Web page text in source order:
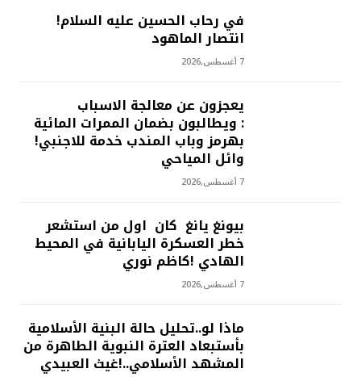
في رحاب الحسين عليه السلام!
انتصار الماهود
7 أغسطس,2026
يعجزون عن معالجة الاسباب
: ويطالبون بضمان الممرات المائية
بهرمز وباب المندب خدمة للاجنبي!
وائل المياحي
7 أغسطس,2026
بيونغ يانغ كان اول من استشعر
خطر العسكرة اليابانية في المحيط
الهادي !كاظم نوري
7 أغسطس,2026
ماذا لو..تحليل حالة البنية الأسلامية
بأستبعاد العترة النبوية الطاهرة من
المشهد الأسلامي..!غيث العبيدي